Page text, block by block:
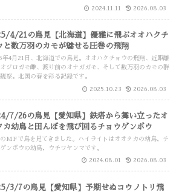
2024.11.11 2026.08.03
4/21の鳥見【北海道】優雅に飛ぶオオハクチ
と数万羽のカモが魅せる圧巻の飛翔
年4月21日、北海道での鳥見。オオハクチョウの飛翔、近距離
ジロガモ雌、渡り前のオナガガモ、そして数万羽のカモの群
察。北国の春を彩る記録です。
2025.10.23 2026.08.03
7/26の鳥見【愛知県】鉄塔から舞い立ったオ
カ幼鳥と田んぼを飛び回るチョウゲンボウ
MFで鳥を見てきました。ハイライトはオオタカの幼鳥，チ
ンボウの幼鳥，ウチワヤンマです。
2024.08.01 2026.08.03
3/7の鳥見【愛知県】予期せぬコウノトリ飛